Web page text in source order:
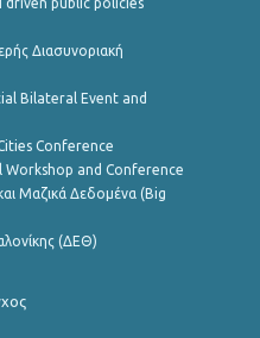
Διασυνοριακή
Bilateral Event and
Conference
Workshop and Conference
Μαζικά Δεδομένα (Big
(ΔΕΘ)